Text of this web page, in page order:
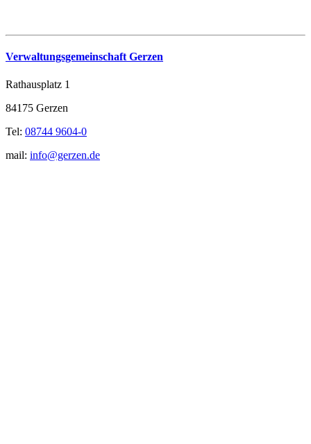
Verwaltungsgemeinschaft Gerzen
Rathausplatz 1
84175 Gerzen
Tel: 08744 9604-0
mail: info@gerzen.de